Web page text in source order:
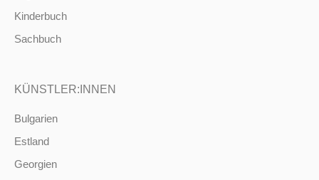
Kinderbuch
Sachbuch
KÜNSTLER:INNEN
Bulgarien
Estland
Georgien